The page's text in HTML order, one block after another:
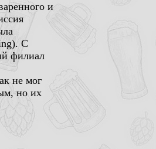
и
С
филиал
не мог
но их